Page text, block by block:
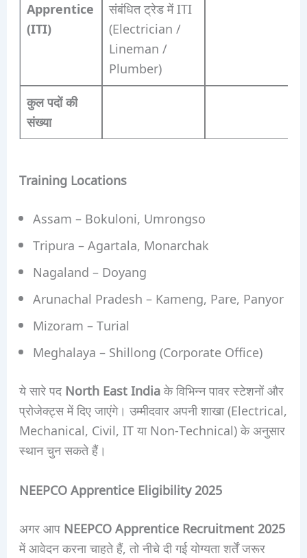
Apprentice
(ITI)
संबंधित ट्रेड में ITI
(Electrician /
Lineman /
Plumber)
कुल पदों की
संख्या
Training Locations
Assam – Bokuloni, Umrongso
Tripura – Agartala, Monarchak
Nagaland – Doyang
Arunachal Pradesh – Kameng, Pare, Panyor
Mizoram – Turial
Meghalaya – Shillong (Corporate Office)
ये सारे पदNorth East Indiaके विभिन्न पावर स्टेशनों और
प्रोजेक्ट्स में दिए जाएंगे। उम्मीदवार अपनी शाखा (Electrical,
Mechanical, Civil, IT या Non-Technical) के अनुसार
स्थान चुन सकते हैं।
NEEPCO Apprentice Eligibility 2025
अगर आप NEEPCO Apprentice Recruitment 2025
में आवेदन करना चाहते हैं, तो नीचे दी गई योग्यता शर्तें जरूर